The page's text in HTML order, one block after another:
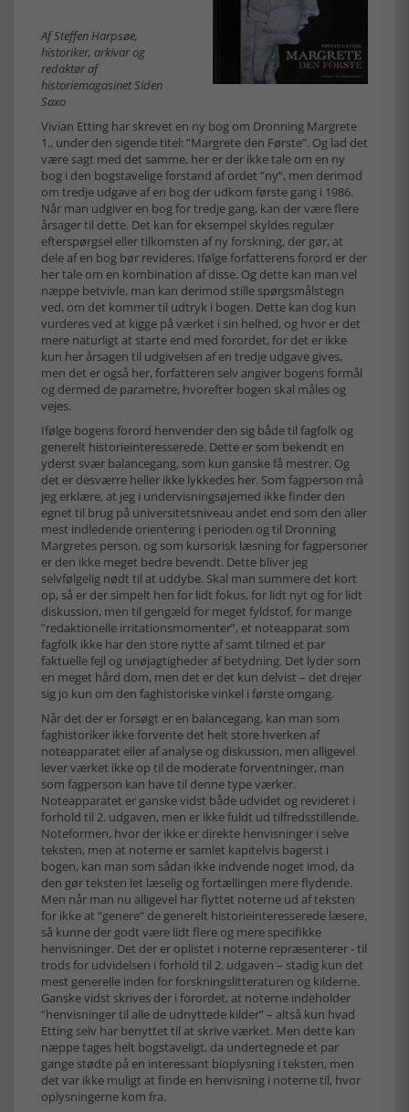
Af Steffen Harpsøe,
historiker, arkivar og
redaktør af
historiemagasinet Siden
Saxo
Vivian Etting har skrevet en ny bog om Dronning Margrete
1., under den sigende titel: ”Margrete den Første”. Og lad det
være sagt med det samme, her er der ikke tale om en ny
bog i den bogstavelige forstand af ordet ”ny”, men derimod
om tredje udgave af en bog der udkom første gang i 1986.
Når man udgiver en bog for tredje gang, kan der være flere
årsager til dette. Det kan for eksempel skyldes regulær
efterspørgsel eller tilkomsten af ny forskning, der gør, at
dele af en bog bør revideres. Ifølge forfatterens forord er der
her tale om en kombination af disse. Og dette kan man vel
næppe betvivle, man kan derimod stille spørgsmålstegn
ved, om det kommer til udtryk i bogen. Dette kan dog kun
vurderes ved at kigge på værket i sin helhed, og hvor er det
mere naturligt at starte end med forordet, for det er ikke
kun her årsagen til udgivelsen af en tredje udgave gives,
men det er også her, forfatteren selv angiver bogens formål
og dermed de parametre, hvorefter bogen skal måles og
vejes.
Ifølge bogens forord henvender den sig både til fagfolk og
generelt historieinteresserede. Dette er som bekendt en
yderst svær balancegang, som kun ganske få mestrer. Og
det er desværre heller ikke lykkedes her. Som fagperson må
jeg erklære, at jeg i undervisningsøjemed ikke finder den
egnet til brug på universitetsniveau andet end som den aller
mest indledende orientering i perioden og til Dronning
Margretes person, og som kursorisk læsning for fagpersoner
er den ikke meget bedre bevendt. Dette bliver jeg
selvfølgelig nødt til at uddybe. Skal man summere det kort
op, så er der simpelt hen for lidt fokus, for lidt nyt og for lidt
diskussion, men til gengæld for meget fyldstof, for mange
”redaktionelle irritationsmomenter”, et noteapparat som
fagfolk ikke har den store nytte af samt tilmed et par
faktuelle fejl og unøjagtigheder af betydning. Det lyder som
en meget hård dom, men det er det kun delvist – det drejer
sig jo kun om den faghistoriske vinkel i første omgang.
Når det der er forsøgt er en balancegang, kan man som
faghistoriker ikke forvente det helt store hverken af
noteapparatet eller af analyse og diskussion, men alligevel
lever værket ikke op til de moderate forventninger, man
som fagperson kan have til denne type værker.
Noteapparatet er ganske vidst både udvidet og revideret i
forhold til 2. udgaven, men er ikke fuldt ud tilfredsstillende.
Noteformen, hvor der ikke er direkte henvisninger i selve
teksten, men at noterne er samlet kapitelvis bagerst i
bogen, kan man som sådan ikke indvende noget imod, da
den gør teksten let læselig og fortællingen mere flydende.
Men når man nu alligevel har flyttet noterne ud af teksten
for ikke at ”genere” de generelt historieinteresserede læsere,
så kunne der godt være lidt flere og mere specifikke
henvisninger. Det der er oplistet i noterne repræsenterer - til
trods for udvidelsen i forhold til 2. udgaven – stadig kun det
mest generelle inden for forskningslitteraturen og kilderne.
Ganske vidst skrives der i forordet, at noterne indeholder
”henvisninger til alle de udnyttede kilder” – altså kun hvad
Etting selv har benyttet til at skrive værket. Men dette kan
næppe tages helt bogstaveligt, da undertegnede et par
gange stødte på en interessant bioplysning i teksten, men
det var ikke muligt at finde en henvisning i noterne til, hvor
oplysningerne kom fra.